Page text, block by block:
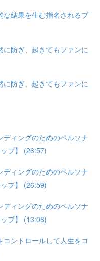
な結果を生む指名されるブ
防ぎ、起きてもファンに
防ぎ、起きてもファンに
ィングのためのペルソナ
プ】 (26:57)
ィングのためのペルソナ
プ】 (26:59)
ィングのためのペルソナ
プ】 (13:06)
ントロールして人生をコ